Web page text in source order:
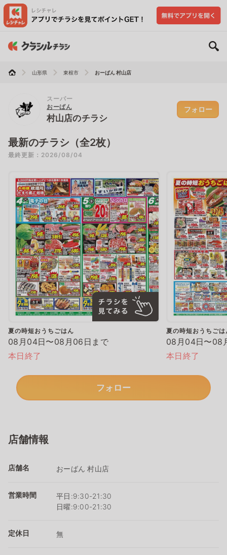
山形県 東根市 おーばん 村山店
スーパー
おーばん
村山店のチラシ
フォロー
最新のチラシ（全2枚）
最終更新：2026/08/04
夏の時短おうちごはん
08月04日〜08月06日まで
本日終了
夏の時短おうちごは
08月04日〜08
本日終了
フォロー
店舗情報
店舗名 おーばん 村山店
営業時間
平日:9:30-21:30
日曜:9:00-21:30
定休日 無